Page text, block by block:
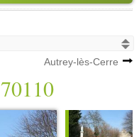
Autrey-lès-Cerre
70110